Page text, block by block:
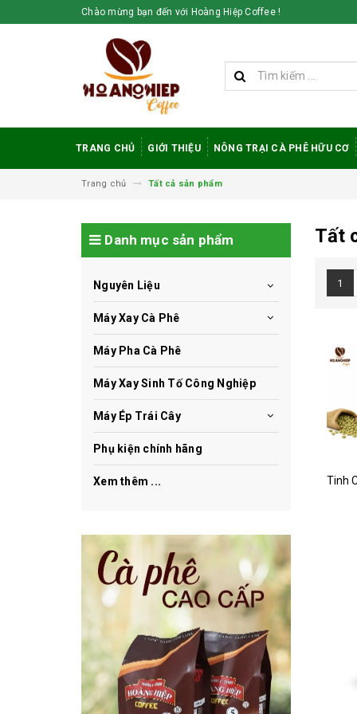
Chào mừng bạn đến với Hoàng Hiệp Coffee !
TRANG CHỦ GIỚI THIỆU NÔNG TRẠI CÀ PHÊ HỮU CƠ
Trang chủ Tất cả sản phẩm
Tất
1
Danh mục sản phẩm
Nguyên Liệu
Máy Xay Cà Phê
Máy Pha Cà Phê
Máy Xay Sinh Tố Công Nghiệp
Máy Ép Trái Cây
Phụ kiện chính hãng
Xem thêm ...